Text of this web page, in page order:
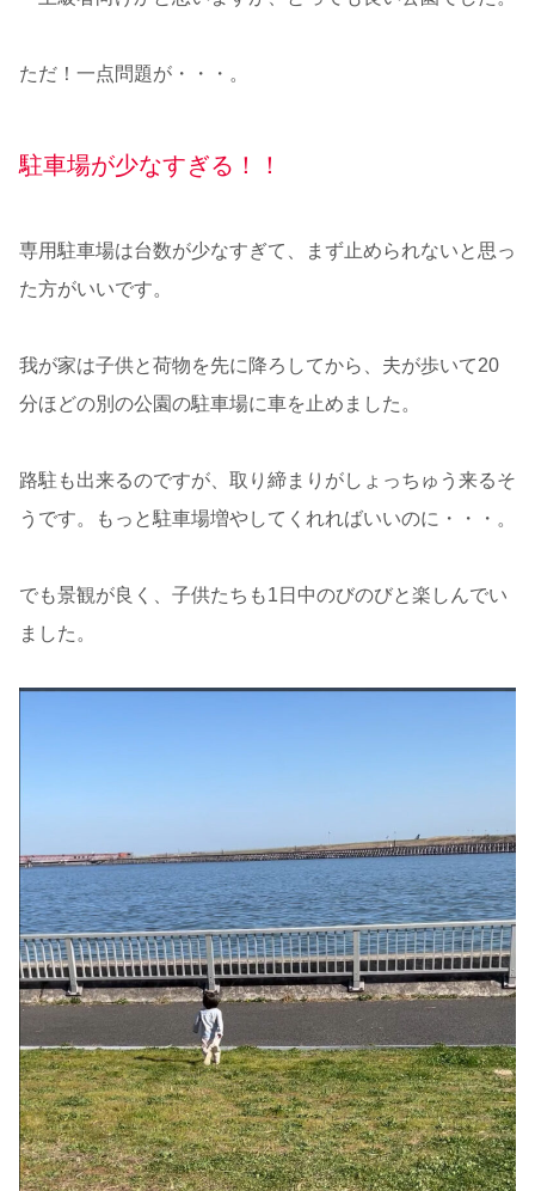
ただ！一点問題が・・・。
駐車場が少なすぎる！！
専用駐車場は台数が少なすぎて、まず止められないと思っ
た方がいいです。
我が家は子供と荷物を先に降ろしてから、夫が歩いて20
分ほどの別の公園の駐車場に車を止めました。
路駐も出来るのですが、取り締まりがしょっちゅう来るそ
うです。もっと駐車場増やしてくれればいいのに・・・。
でも景観が良く、子供たちも1日中のびのびと楽しんでい
ました。